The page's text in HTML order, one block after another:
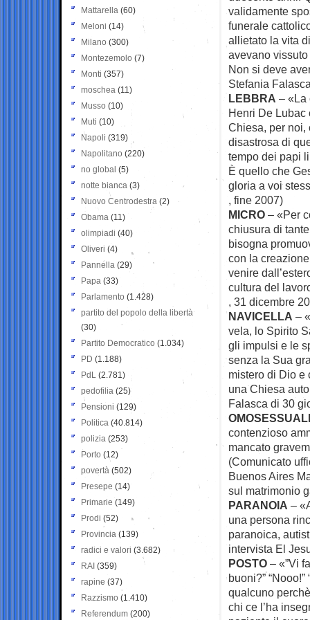
validamente
funerale
allietato la vita
avevano
Non si deve
Stefania
LEBBRA – «La
Henri De Lubac
Chiesa, per noi,
disastrosa di
tempo dei papi
È quello che
gloria a voi
, fine 2007)
MICRO – «Per
chiusura di
bisogna
con la
venire
cultura del
, 31 dicembre
NAVICELLA –
vela, lo Spirito
gli impulsi e le
senza la Sua
mistero di Dio e
una Chiesa
Falasca di 30
OMOSESSUALI
contenzioso
mancato
(Comunicato
Buenos Aires
sul matrimonio
PARANOIA –
una persona
paranoica,
intervista El
POSTO – «”Vi
buoni?”
qualcuno
chi ce l’ha
Mattarella (60)
Meloni (14)
Milano (300)
Montezemolo (7)
Monti (357)
moschea (11)
Musso (10)
Muti (10)
Napoli (319)
Napolitano (220)
no global (5)
notte bianca (3)
Nuovo Centrodestra (2)
Obama (11)
olimpiadi (40)
Oliveri (4)
Pannella (29)
Papa (33)
Parlamento (1.428)
partito del popolo della libertà
(30)
Partito Democratico (1.034)
PD (1.188)
PdL (2.781)
pedofilia (25)
Pensioni (129)
Politica (40.814)
polizia (253)
Porto (12)
povertà (502)
Presepe (14)
Primarie (149)
Prodi (52)
Provincia (139)
radici e valori (3.682)
RAI (359)
rapine (37)
Razzismo (1.410)
Referendum (200)